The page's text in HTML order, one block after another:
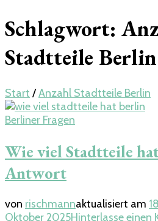
Schlagwort:
Stadtteile Berlin
Start /Anzahl Stadtteile Berlin
Berliner Fragen
Wie viel Stadtteile
Antwort
von rischmannaktualisiert am
Oktober 2025Hinterlasse einen